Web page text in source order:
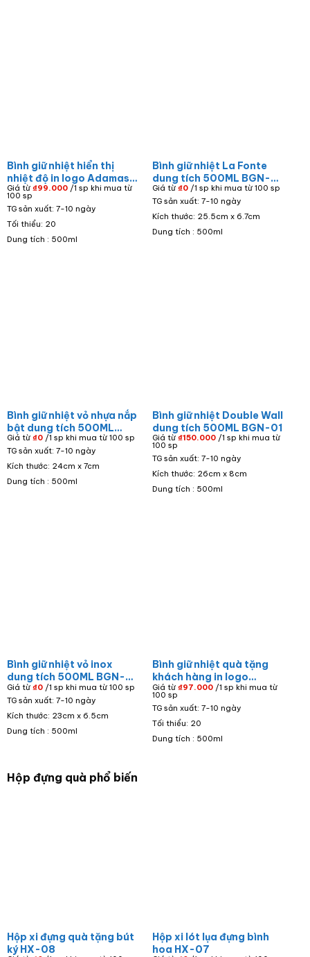
Bình giữ nhiệt hiển thị
nhiệt độ in logo Adamas
Hotel BGN-23
Giá từ ₫99.000/1 sp khi mua từ
100 sp
TG sản xuất: 7-10 ngày
Tối thiểu: 20
Dung tích : 500ml
Bình giữ nhiệt La Fonte
dung tích 500ML BGN-
04
Giá từ₫0 /1 sp khi mua từ 100 sp
TG sản xuất: 7-10 ngày
Kích thước: 25.5cm x 6.7cm
Dung tích : 500ml
Bình giữ nhiệt vỏ nhựa nắp
bật dung tích 500ML
BGN-07
Giá từ ₫0/1 sp khi mua từ 100 sp
TG sản xuất: 7-10 ngày
Kích thước: 24cm x 7cm
Dung tích : 500ml
Bình giữ nhiệt Double Wall
dung tích 500ML BGN-01
Giá từ₫150.000 /1 sp khi mua từ
100 sp
TG sản xuất: 7-10 ngày
Kích thước: 26cm x 8cm
Dung tích : 500ml
Bình giữ nhiệt vỏ inox
dung tích 500ML BGN-
08
Giá từ ₫0/1 sp khi mua từ 100 sp
TG sản xuất: 7-10 ngày
Kích thước: 23cm x 6.5cm
Dung tích : 500ml
Bình giữ nhiệt quà tặng
khách hàng in logo
Diamond Bay màu xanh
dáng trụ dung tích 500ml
BGN-16
Giá từ₫97.000 /1 sp khi mua từ
100 sp
TG sản xuất: 7-10 ngày
Tối thiểu: 20
Dung tích : 500ml
Hộp đựng quà phổ biến
Hộp xi đựng quà tặng bút
ký HX-08
Hộp xi lót lụa đựng bình
hoa HX-07